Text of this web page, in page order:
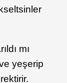
mı
yeşerip